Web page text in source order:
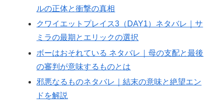
ルの正体と衝撃の真相
クワイエットプレイス3（DAY1）ネタバレ｜サ
ミラの最期とエリックの選択
ボーはおそれている ネタバレ｜母の支配と最後
の審判が意味するものとは
邪悪なるものネタバレ｜結末の意味と絶望エン
ドを解説